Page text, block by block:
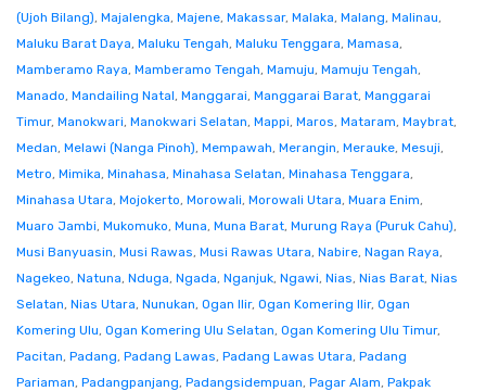
(Ujoh Bilang), Majalengka, Majene, Makassar, Malaka, Malang, Malinau,
Maluku Barat Daya, Maluku Tengah, Maluku Tenggara, Mamasa,
Mamberamo Raya, Mamberamo Tengah, Mamuju, Mamuju Tengah,
Manado, Mandailing Natal, Manggarai, Manggarai Barat, Manggarai
Timur, Manokwari, Manokwari Selatan, Mappi, Maros, Mataram, Maybrat,
Medan, Melawi (Nanga Pinoh), Mempawah, Merangin, Merauke, Mesuji,
Metro, Mimika, Minahasa, Minahasa Selatan, Minahasa Tenggara,
Minahasa Utara, Mojokerto, Morowali, Morowali Utara, Muara Enim,
Muaro Jambi, Mukomuko, Muna, Muna Barat, Murung Raya (Puruk Cahu),
Musi Banyuasin, Musi Rawas, Musi Rawas Utara, Nabire, Nagan Raya,
Nagekeo, Natuna, Nduga, Ngada, Nganjuk, Ngawi, Nias, Nias Barat, Nias
Selatan, Nias Utara, Nunukan, Ogan Ilir, Ogan Komering Ilir, Ogan
Komering Ulu, Ogan Komering Ulu Selatan, Ogan Komering Ulu Timur,
Pacitan, Padang, Padang Lawas, Padang Lawas Utara, Padang
Pariaman, Padangpanjang, Padangsidempuan, Pagar Alam, Pakpak